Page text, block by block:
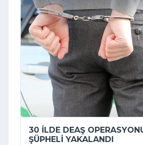
30 ILDE DEAŞ
ŞÜPHELI YAKALANDI